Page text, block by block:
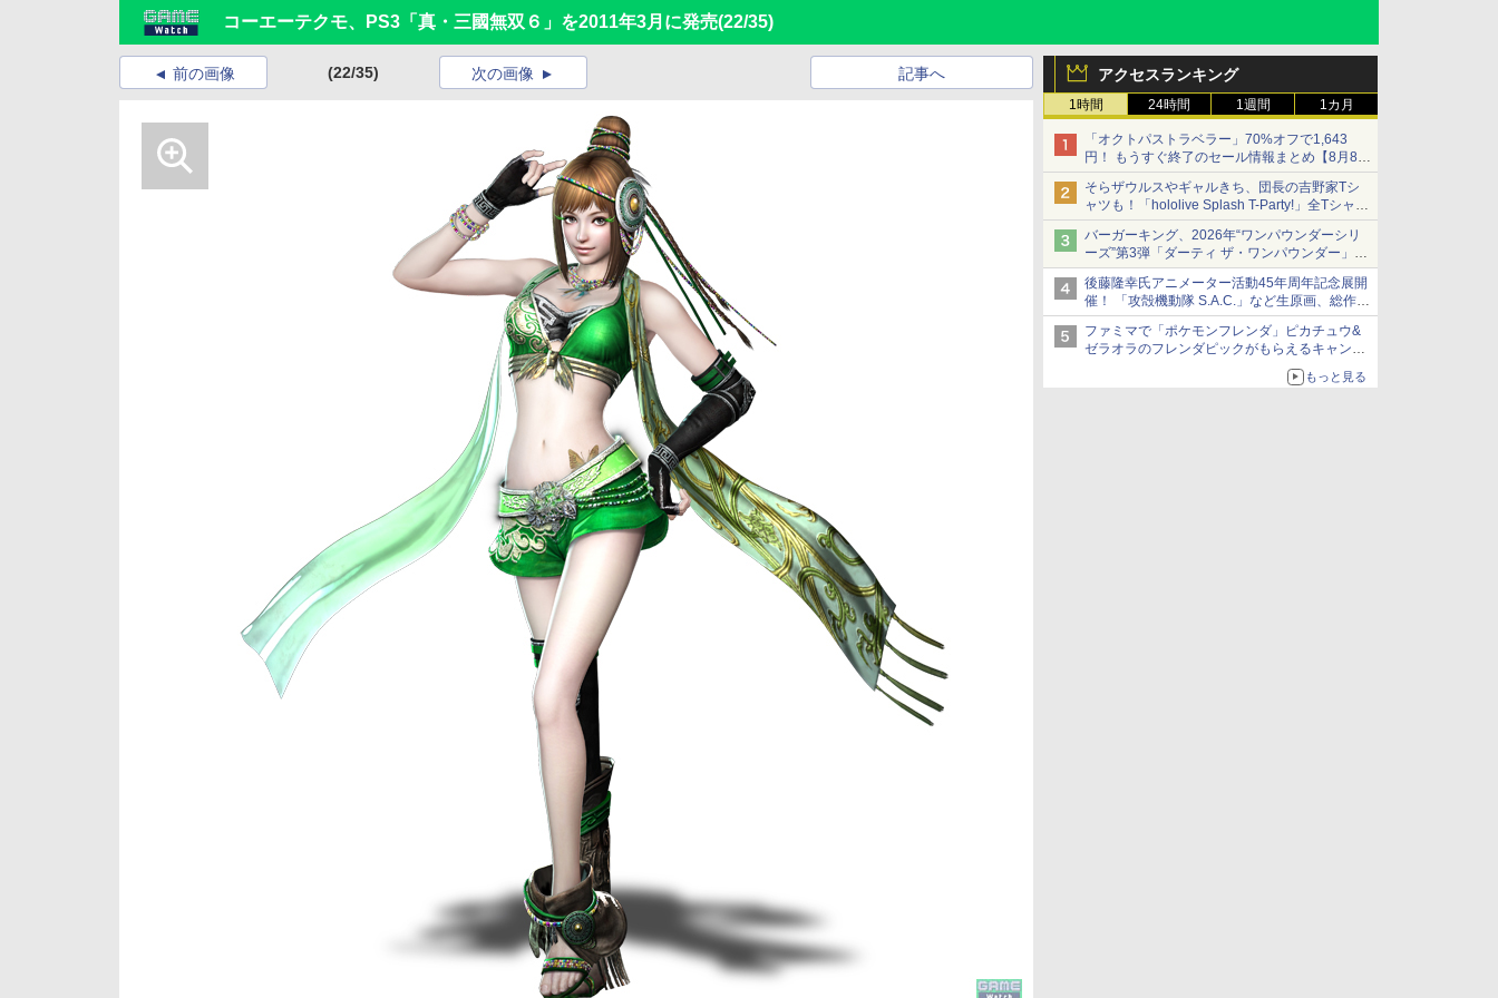
コーエーテクモ、PS3「真・三國無双６」を2011年3月に発売(22/35)
アクセスランキング
1時間 24時間 1週間 1カ月
「オクトパストラベラー」70%オフで1,643
円！ もうすぐ終了のセール情報まとめ【8月8日
更新】
ニンテンドーeショップでは「大神 絶景版」が
67%オフで990円
そらザウルスやギャルきち、団長の吉野家Tシ
ャツも！「hololive Splash T-Party!」全Tシャツ
ラインナップ公開＆オンライン販売開始
バーガーキング、2026年“ワンパウンダーシリ
ーズ”第3弾「ダーティ ザ・ワンパウンダー」を
8月7日発売
「特製ガーリックマヨソース」を使用した超大
型チーズバーガー
後藤隆幸氏アニメーター活動45年周年記念展開
催！ 「攻殻機動隊 S.A.C.」など生原画、総作画
監督修正が展示
ファミマで「ポケモンフレンダ」ピカチュウ&
ゼラオラのフレンダピックがもらえるキャンペ
もっと見る
前の画像 (22/35) 記事へ
次の画像